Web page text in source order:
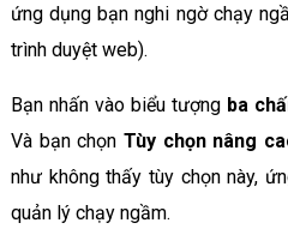
ứng dụng bạn nghi ngờ chạy
trình duyệt web).
Bạn nhấn vào biểu tượng ba
Và bạn chọn Tùy chọn nâng
như không thấy tùy chọn này,
quản lý chạy ngầm.